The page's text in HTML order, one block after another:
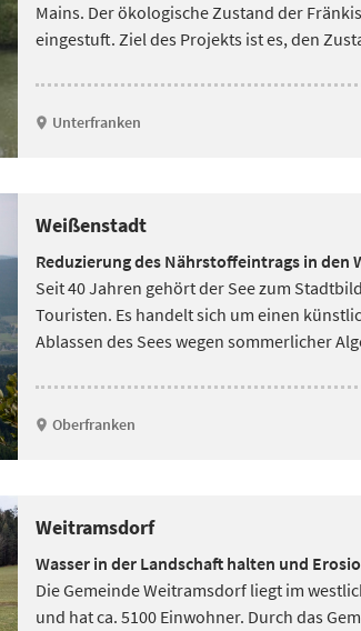
Mains. Der ökologische Zustand der
eingestuft. Ziel des Projekts ist es, den
Unterfranken
Weißenstadt
Reduzierung des Nährstoffeintrags in den
Seit 40 Jahren gehört der See zum
Touristen. Es handelt sich um einen
Ablassen des Sees wegen sommerlicher
Oberfranken
Weitramsdorf
Wasser in der Landschaft halten und
Die Gemeinde Weitramsdorf liegt im
und hat ca. 5100 Einwohner. Durch das